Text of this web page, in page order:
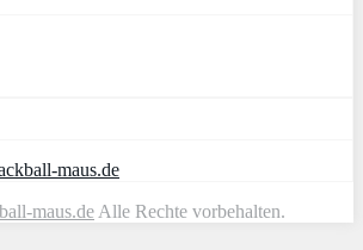
maus.de Alle Rechte vorbehalten.